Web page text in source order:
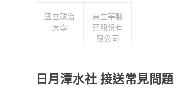
國立政治
大學
東生華製
藥股份有
限公司
日月潭水社 接送常見問題